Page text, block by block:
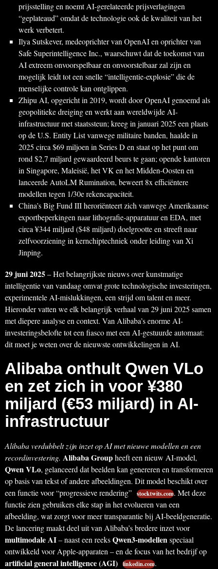
prijsstelling en noemt AI-gerelateerde prijsverlagingen
“geplateaud” omdat de technologie ook de kwaliteit van het
werk verbetert.
Ilya Sutskever, medeoprichter van OpenAI en oprichter van
Safe Superintelligence Inc., waarschuwt dat de toekomst van
AI extreem onvoorspelbaar en onvoorstelbaar zal zijn en
mogelijk leidt tot een snelle “intelligentie-explosie” die de
menselijke controle kan ontglippen.
Zhipu AI, opgericht in 2019, wordt door OpenAI genoemd als
geopolitieke dreiging en werkt aan wereldwijde AI-
infrastructuur met staatssteun; kreeg in januari 2025 een plaats
op de U.S. Entity List vanwege militaire banden, haalde in
2025 circa $69 miljoen in Series D en staat op het punt om
rond $2,7 miljard gewaardeerd beurs te gaan; opende kantoren
in Singapore, Maleisië, het VK en het Midden-Oosten en
lanceerde AutoLM Rumination, beweert 8x efficiëntere
modellen tegen 1/30e rekencapaciteit.
China’s Big Fund III heroriënteert zich vanwege Amerikaanse
exportbeperkingen naar lithografie-apparatuur en EDA, met
circa ¥344 miljard ($48 miljard) doelgrootte en streeft naar
zelfvoorziening in kernchiptechniek onder leiding van Xi
Jinping.
29 juni 2025– Het belangrijkste nieuws over kunstmatige
intelligentie van vandaag omvat grote technologische investeringen,
experimentele AI-mislukkingen, een strijd om talent en meer.
Hieronder vatten we elk belangrijk verhaal van 29 juni 2025 samen
met diepere analyse en context. Van Alibaba’s enorme AI-
investeringsbelofte tot een fiasco met een AI-gestuurde automaat:
dit moet je weten over de nieuwste ontwikkelingen in AI.
Alibaba onthult Qwen VLo
en zet zich in voor ¥380
miljard (€53 miljard) in AI-
infrastructuur
Alibaba verdubbelt zijn inzet op AI met nieuwe modellen en een
recordinvestering. Alibaba Groupheeft een nieuw AI-model,
Qwen VLo, gelanceerd dat beelden kan genereren en transformeren
op basis van tekst of andere afbeeldingen. Dit model beschikt over
een functie voor “progressieve rendering” stocktwits.com. Met deze
functie zien gebruikers elke stap in het evolueren van een
afbeelding, wat zorgt voor meer transparantie bij AI-beeldgeneratie.
De lancering maakt deel uit van Alibaba’s bredere inzet voor
multimodale AI– naast een reeksQwen3-modellenspeciaal
ontwikkeld voor Apple-apparaten – en de focus van het bedrijf op
artificial general intelligence (AGI) linkedin.com.